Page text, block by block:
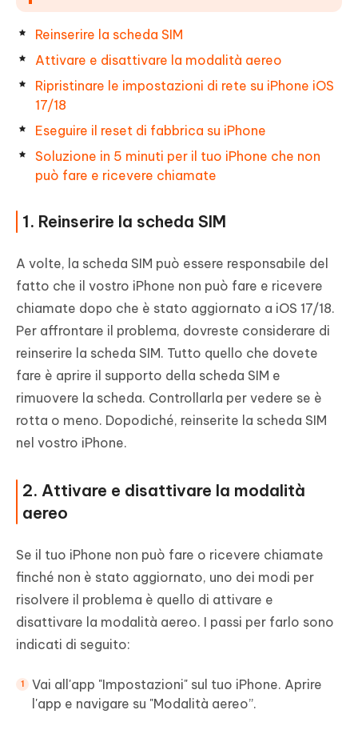
Reinserire la scheda SIM
Attivare e disattivare la modalità aereo
Ripristinare le impostazioni di rete su iPhone iOS
17/18
Eseguire il reset di fabbrica su iPhone
Soluzione in 5 minuti per il tuo iPhone che non
può fare e ricevere chiamate
1. Reinserire la scheda SIM
A volte, la scheda SIM può essere responsabile del
fatto che il vostro iPhone non può fare e ricevere
chiamate dopo che è stato aggiornato a iOS 17/18.
Per affrontare il problema, dovreste considerare di
reinserire la scheda SIM. Tutto quello che dovete
fare è aprire il supporto della scheda SIM e
rimuovere la scheda. Controllarla per vedere se è
rotta o meno. Dopodiché, reinserite la scheda SIM
nel vostro iPhone.
2. Attivare e disattivare la modalità
aereo
Se il tuo iPhone non può fare o ricevere chiamate
finché non è stato aggiornato, uno dei modi per
risolvere il problema è quello di attivare e
disattivare la modalità aereo. I passi per farlo sono
indicati di seguito:
Vai all'app "Impostazioni" sul tuo iPhone. Aprire
l'app e navigare su "Modalità aereo”.